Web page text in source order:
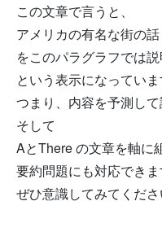
この文章で言うと、
アメリカの有名な街の話
をこのパラグラフでは
という表示になっていま
つまり、内容を予測して
そして
AとThere の文章を軸に
要約問題にも対応できま
ぜひ意識してみてくださ